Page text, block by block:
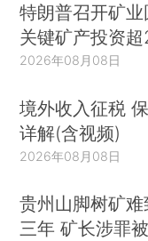
特朗普召开矿
关键矿产投资
2026年08月08日
境外收入征税
详解(含视频)
2026年08月08日
贵州山脚树矿
三年 矿长涉罪